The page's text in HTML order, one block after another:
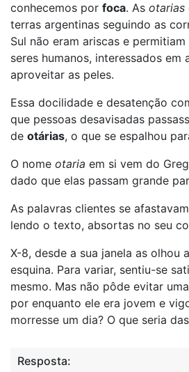
conhecemos por foca. As otarias
terras argentinas seguindo as
Sul não eram ariscas e
seres humanos, interessados em
aproveitar as peles.
Essa docilidade e desatenção
que pessoas desavisadas
de otárias, o que se espalhou
O nome otaria em si vem do
dado que elas passam grande
As palavras clientes se
lendo o texto, absortas no seu
X-8, desde a sua janela as olhou
esquina. Para variar, sentiu-se
mesmo. Mas não pôde evitar
por enquanto ele era jovem e
morresse um dia? O que seria
Resposta: